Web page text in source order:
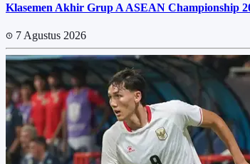
Klasemen Akhir Grup A ASEAN Championship
7 Agustus 2026